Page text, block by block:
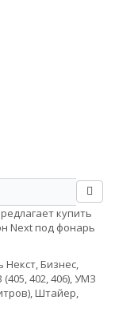
купить
Next под фонарь
Некст, Бизнес,
402, 406), УМЗ
Штайер,